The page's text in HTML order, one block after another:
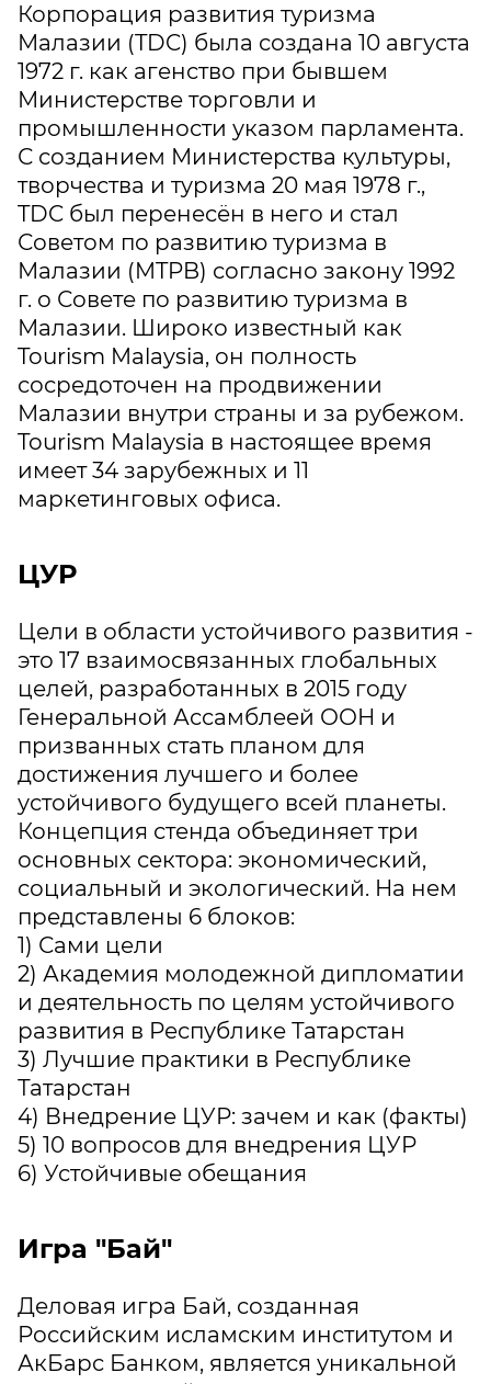
Корпорация развития туризма
Малазии (TDC) была создана 10 августа
1972 г. как агенство при бывшем
Министерстве торговли и
промышленности указом парламента.
С созданием Министерства культуры,
творчества и туризма 20 мая 1978 г.,
TDC был перенесён в него и стал
Советом по развитию туризма в
Малазии (MTPB) согласно закону 1992
г. о Совете по развитию туризма в
Малазии. Широко известный как
Tourism Malaysia, он полность
сосредоточен на продвижении
Малазии внутри страны и за рубежом.
Tourism Malaysia в настоящее время
имеет 34 зарубежных и 11
маркетинговых офиса.
ЦУР
Цели в области устойчивого развития -
это 17 взаимосвязанных глобальных
целей, разработанных в 2015 году
Генеральной Ассамблеей ООН и
призванных стать планом для
достижения лучшего и более
устойчивого будущего всей планеты.
Концепция стенда объединяет три
основных сектора: экономический,
социальный и экологический. На нем
представлены 6 блоков:
1) Сами цели
2) Академия молодежной дипломатии
и деятельность по целям устойчивого
развития в Республике Татарстан
3) Лучшие практики в Республике
Татарстан
4) Внедрение ЦУР: зачем и как (факты)
5) 10 вопросов для внедрения ЦУР
6) Устойчивые обещания
Игра "Бай"
Деловая игра Бай, созданная
Российским исламским институтом и
АкБарс Банком, является уникальной